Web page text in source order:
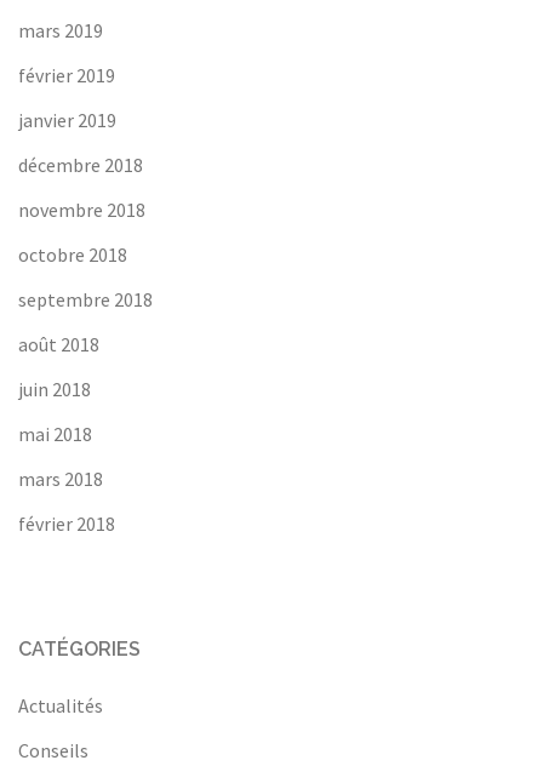
mars 2019
février 2019
janvier 2019
décembre 2018
novembre 2018
octobre 2018
septembre 2018
août 2018
juin 2018
mai 2018
mars 2018
février 2018
CATÉGORIES
Actualités
Conseils